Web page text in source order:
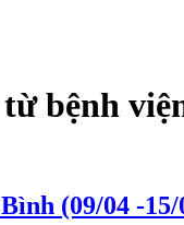
bệnh
(09/04 -15/